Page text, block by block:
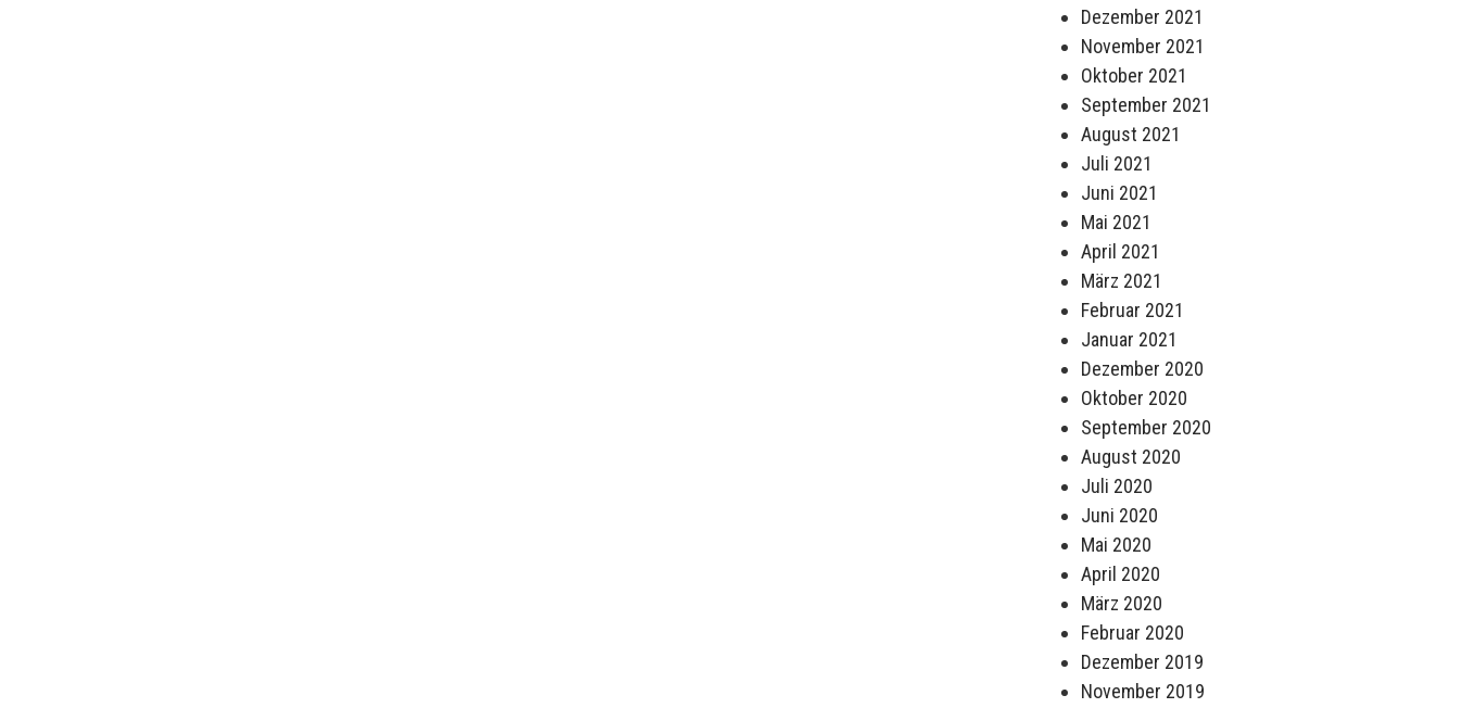
Dezember 2021
November 2021
Oktober 2021
September 2021
August 2021
Juli 2021
Juni 2021
Mai 2021
April 2021
März 2021
Februar 2021
Januar 2021
Dezember 2020
Oktober 2020
September 2020
August 2020
Juli 2020
Juni 2020
Mai 2020
April 2020
März 2020
Februar 2020
Dezember 2019
November 2019